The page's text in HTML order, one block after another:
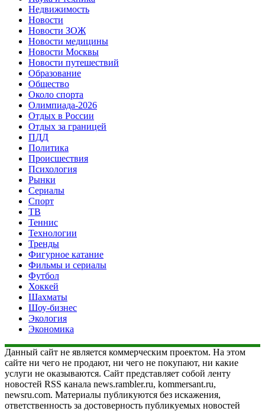
Недвижимость
Новости
Новости ЗОЖ
Новости медицины
Новости Москвы
Новости путешествий
Образование
Общество
Около спорта
Олимпиада-2026
Отдых в России
Отдых за границей
ПДД
Политика
Происшествия
Психология
Рынки
Сериалы
Спорт
ТВ
Теннис
Технологии
Тренды
Фигурное катание
Фильмы и сериалы
Футбол
Хоккей
Шахматы
Шоу-бизнес
Экология
Экономика
Данный сайт не является коммерческим проектом. На этом
сайте ни чего не продают, ни чего не покупают, ни какие
услуги не оказываются. Сайт представляет собой ленту
новостей RSS канала news.rambler.ru, kommersant.ru,
newsru.com. Материалы публикуются без искажения,
ответственность за достоверность публикуемых новостей